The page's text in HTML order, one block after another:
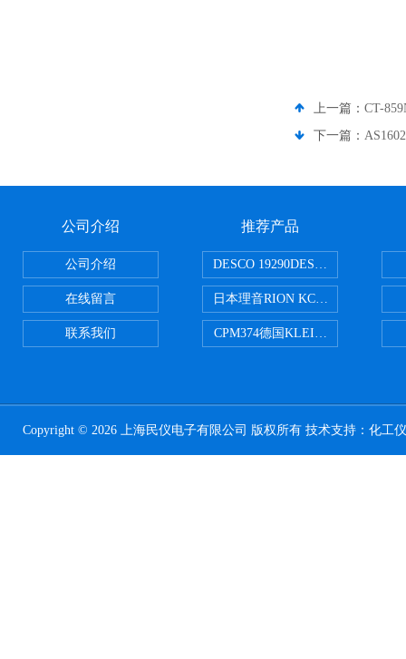
上一篇： CT-
下一篇：
公司介绍
公司介绍
在线留言
联系我们
推荐产品
DESCO 19290DESCO 19290重锤
日本理音RION KC-51/KC-52便携
CPM374德国KLEINWAECHTER
Copyright © 2026 上海民仪电子有限公司 版权所有 技术支持： 化工